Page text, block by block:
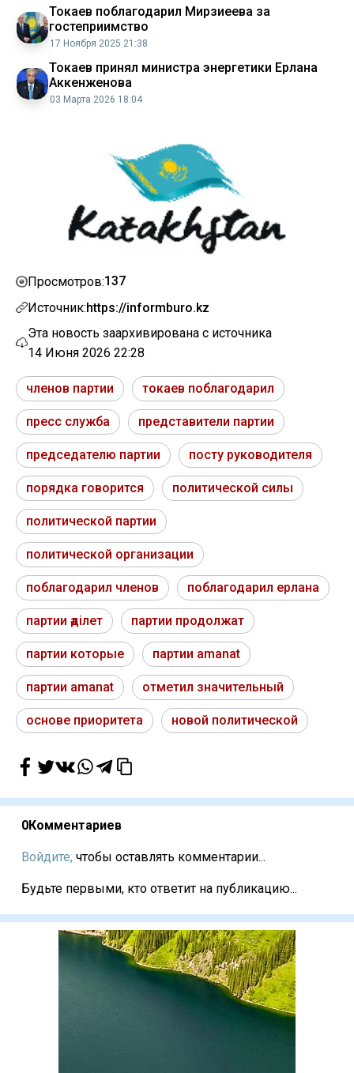
Токаев поблагодарил Мирзиеева за
гостеприимство
17 Ноября 2025 21:38
Токаев принял министра энергетики Ерлана
Аккенженова
03 Марта 2026 18:04
Просмотров:137
Источник:https://informburo.kz
Эта новость заархивирована с источника
14 Июня 2026 22:28
членов партии токаев поблагодарил
пресс служба представители партии
председателю партии посту руководителя
порядка говорится политической силы
политической партии
политической организации
поблагодарил членов поблагодарил ерлана
партии әділет партии продолжат
партии которые партии amanat
партии amanat отметил значительный
основе приоритета новой политической
0Комментариев
Войдите, чтобы оставлять комментарии...
Будьте первыми, кто ответит на публикацию...